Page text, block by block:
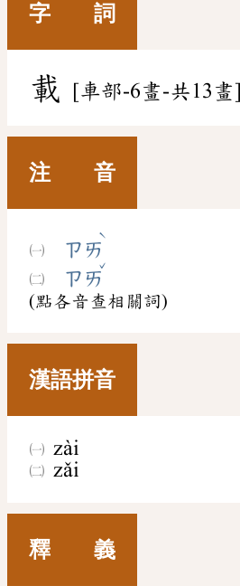
字 詞
載 [車部-6畫-共13畫]
注 音
ㄗㄞ
ˋ
ㄗㄞ
ˇ
(點各音查相關詞)
漢語拼音
zài
zǎi
釋 義